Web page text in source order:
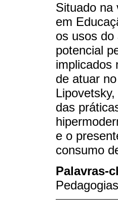
Situado na
em
os usos do
potencial
implicados
de atuar
das
e o
consumo
Palavras-